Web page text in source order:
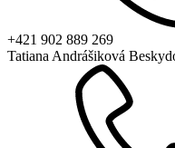
+421 902 889 269
Tatiana Andrášiková